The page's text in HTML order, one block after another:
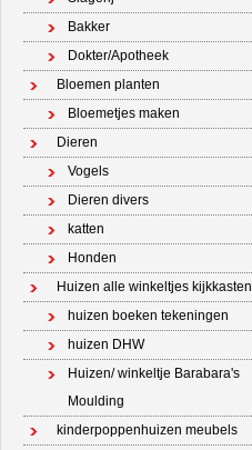
Bakker
Dokter/Apotheek
Bloemen planten
Bloemetjes maken
Dieren
Vogels
Dieren divers
katten
Honden
Huizen alle winkeltjes kijkkasten
huizen boeken tekeningen
huizen DHW
Huizen/ winkeltje Barabara's
Moulding
kinderpoppenhuizen meubels